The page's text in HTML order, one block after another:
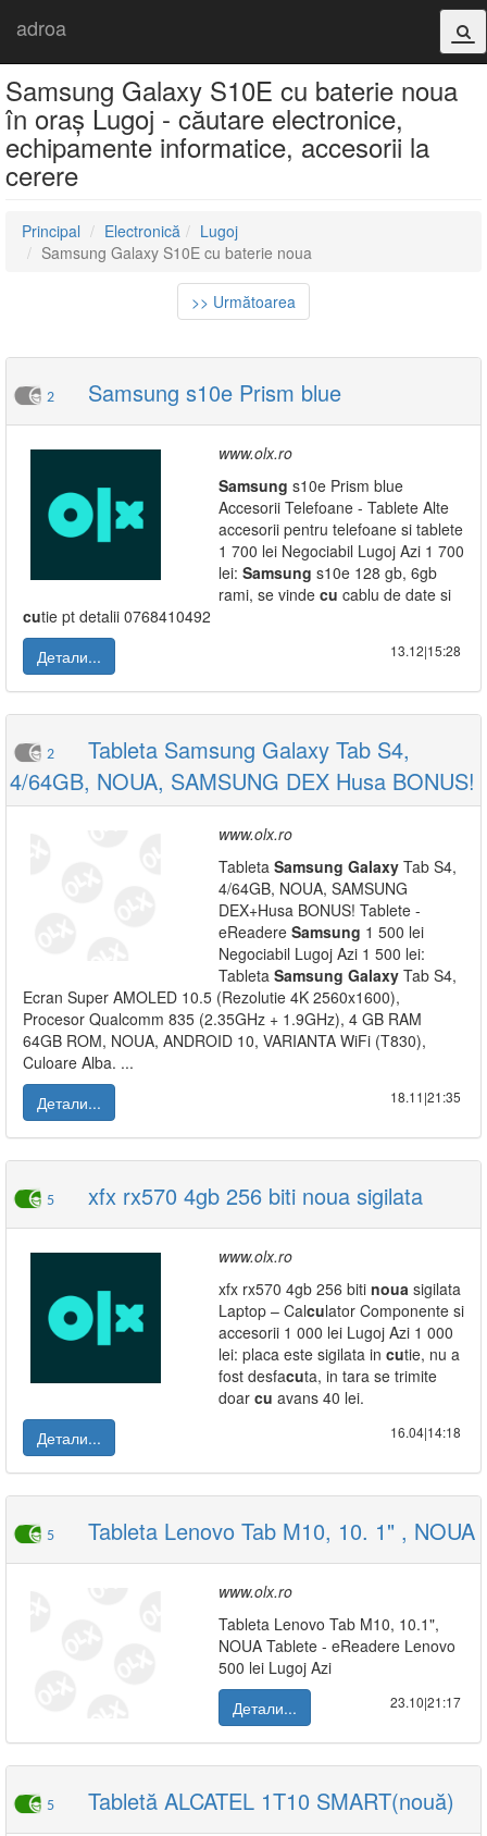
adroa
Samsung Galaxy S10E cu baterie noua
în oraș Lugoj - căutare electronice,
echipamente informatice, accesorii la
cerere
Principal Electronică
Lugoj
Samsung Galaxy S10E cu baterie noua
>> Următoarea
2 Samsung s10e Prism blue
www.olx.ro
Samsung s10e Prism blue
Accesorii Telefoane - Tablete Alte
accesorii pentru telefoane si tablete
1 700 lei Negociabil Lugoj Azi 1 700
lei: Samsung s10e 128 gb, 6gb
rami, se vinde cu cablu de date si
cutie pt detalii 0768410492
Детали...
13.12|15:28
2
Tableta Samsung Galaxy Tab S4,
4/64GB, NOUA, SAMSUNG DEX Husa BONUS!
www.olx.ro
Tableta Samsung Galaxy Tab S4,
4/64GB, NOUA, SAMSUNG
DEX+Husa BONUS! Tablete -
eReadere Samsung 1 500 lei
Negociabil Lugoj Azi 1 500 lei:
Tableta Samsung Galaxy Tab S4,
Ecran Super AMOLED 10.5 (Rezolutie 4K 2560x1600),
Procesor Qualcomm 835 (2.35GHz + 1.9GHz), 4 GB RAM
64GB ROM, NOUA, ANDROID 10, VARIANTA WiFi (T830),
Culoare Alba. ...
Детали...
18.11|21:35
5 xfx rx570 4gb 256 biti noua sigilata
www.olx.ro
xfx rx570 4gb 256 biti noua sigilata
Laptop – Calculator Componente si
accesorii 1 000 lei Lugoj Azi 1 000
lei: placa este sigilata in cutie, nu a
fost desfacuta, in tara se trimite
doar cu avans 40 lei.
Детали...
16.04|14:18
5 Tableta Lenovo Tab M10, 10. 1" , NOUA
www.olx.ro
Tableta Lenovo Tab M10, 10.1",
NOUA Tablete - eReadere Lenovo
500 lei Lugoj Azi
Детали...
23.10|21:17
5 Tabletă ALCATEL 1T10 SMART(nouă)